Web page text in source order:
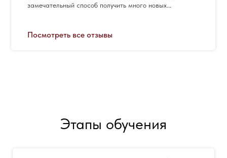
замечательный способ получить много новых...
Посмотреть все отзывы
Этапы обучения